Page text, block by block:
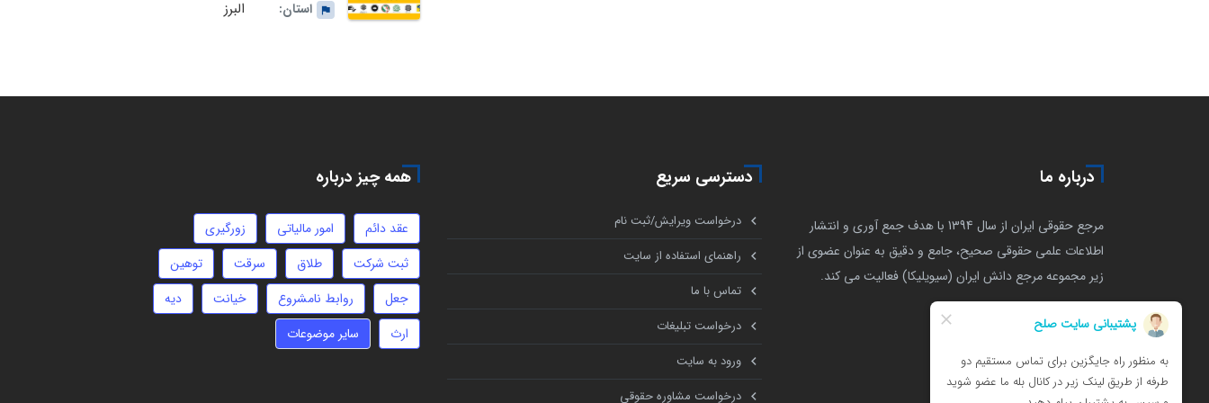
استان: البرز
درباره ما
مرجع حقوقی ایران از سال 1394 با هدف جمع آوری و انتشار
اطلاعات علمی حقوقی صحیح، جامع و دقیق به عنوان عضوی از
زیر مجموعه مرجع دانش ایران (سیویلیکا) فعالیت می کند.
دسترسی سریع
درخواست ویرایش/ثبت نام
راهنمای استفاده از سایت
تماس با ما
درخواست تبلیغات
ورود به سایت
درخواست مشاوره حقوقی
همه چیز درباره
عقد دائم امور مالیاتی
زورگیری
ثبت شرکت
طلاق سرقت
توهین
جعل
روابط نامشروع خیانت
دیه
ارث
سایر موضوعات